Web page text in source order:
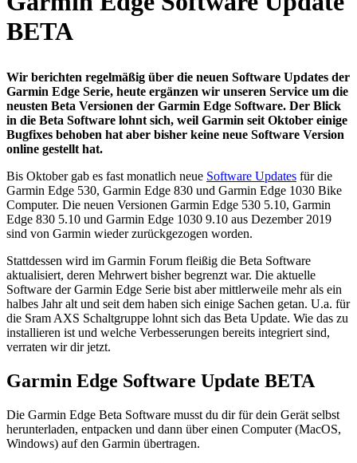
BETA
Wir berichten regelmäßig über die neuen Software Updates der
Garmin Edge Serie, heute ergänzen wir unseren Service um die
neusten Beta Versionen der Garmin Edge Software. Der Blick
in die Beta Software lohnt sich, weil Garmin seit Oktober einige
Bugfixes behoben hat aber bisher keine neue Software Version
online gestellt hat.
Bis Oktober gab es fast monatlich neue Software Updates für die
Garmin Edge 530, Garmin Edge 830 und Garmin Edge 1030 Bike
Computer. Die neuen Versionen Garmin Edge 530 5.10, Garmin
Edge 830 5.10 und Garmin Edge 1030 9.10 aus Dezember 2019
sind von Garmin wieder zurückgezogen worden.
Stattdessen wird im Garmin Forum fleißig die Beta Software
aktualisiert, deren Mehrwert bisher begrenzt war. Die aktuelle
Software der Garmin Edge Serie bist aber mittlerweile mehr als ein
halbes Jahr alt und seit dem haben sich einige Sachen getan. U.a. für
die Sram AXS Schaltgruppe lohnt sich das Beta Update. Wie das zu
installieren ist und welche Verbesserungen bereits integriert sind,
verraten wir dir jetzt.
Garmin Edge Software Update BETA
Die Garmin Edge Beta Software musst du dir für dein Gerät selbst
herunterladen, entpacken und dann über einen Computer (MacOS,
Windows) auf den Garmin übertragen.